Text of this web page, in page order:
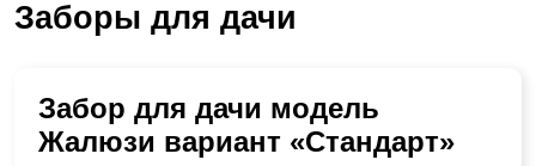
Заборы для дачи
Забор для дачи модель
Жалюзи вариант «Стандарт»